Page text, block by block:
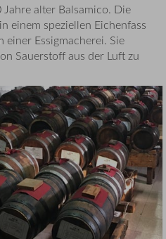
alter Balsamico. Die
einem speziellen Eichenfass
Essigmacherei. Sie
Sauerstoff aus der Luft zu